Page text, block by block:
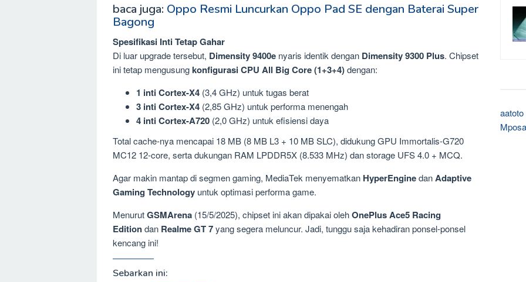
baca juga: Oppo Resmi Luncurkan Oppo Pad SE dengan Baterai Super
Bagong
Spesifikasi Inti Tetap Gahar
Di luar upgrade tersebut, Dimensity 9400e nyaris identik dengan Dimensity 9300 Plus. Chipset
ini tetap mengusungkonfigurasi CPU All Big Core (1+3+4)dengan:
1 inti Cortex-X4 (3,4 GHz) untuk tugas berat
3 inti Cortex-X4 (2,85 GHz) untuk performa menengah
4 inti Cortex-A720 (2,0 GHz) untuk efisiensi daya
Total cache-nya mencapai 18 MB (8 MB L3 + 10 MB SLC), didukung GPU Immortalis-G720
MC12 12-core, serta dukungan RAM LPDDR5X (8.533 MHz) dan storage UFS 4.0 + MCQ.
Agar makin mantap di segmen gaming, MediaTek menyematkan HyperEnginedanAdaptive
Gaming Technology untuk optimasi performa game.
MenurutGSMArena (15/5/2025), chipset ini akan dipakai olehOnePlus Ace5 Racing
Editiondan Realme GT 7yang segera meluncur. Jadi, tunggu saja kehadiran ponsel-ponsel
kencang ini!
Sebarkan ini:
aatoto